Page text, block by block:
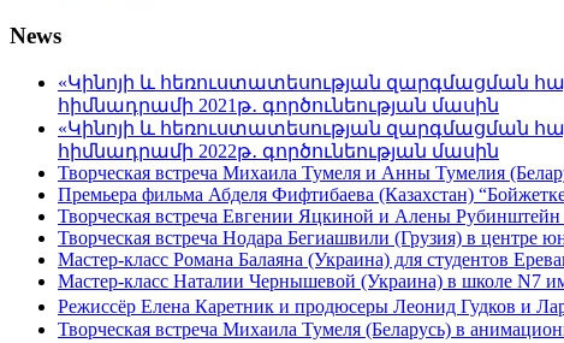
News
«Կինոյի և հեռուստատեսության զարգմացման
հիմնադրամի 2021թ․ գործունեության մասին
«Կինոյի և հեռուստատեսության զարգմացման
հիմնադրամի 2022թ․ գործունեության մասին
Творческая встреча Михаила Тумеля и Анны Тумелия
Премьера фильма Абделя Фифтибаева (Казахстан)
Творческая встреча Евгении Яцкиной и Алены
Творческая встреча Нодара Бегиашвили (Грузия) в центре
Мастер-класс Романа Балаяна (Украина) для студентов
Мастер-класс Наталии Чернышевой (Украина) в школе N7
Режиссёр Елена Каретник и продюсеры Леонид Гудков и
Творческая встреча Михаила Тумеля (Беларусь) в